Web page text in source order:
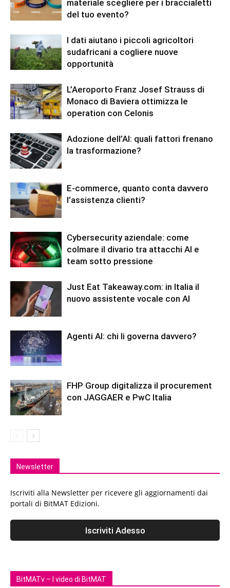
materiale scegliere per i braccialetti
del tuo evento?
I dati aiutano i piccoli agricoltori
sudafricani a cogliere nuove
opportunità
L’Aeroporto Franz Josef Strauss di
Monaco di Baviera ottimizza le
operation con Celonis
Adozione dell’AI: quali fattori frenano
la trasformazione?
E-commerce, quanto conta davvero
l’assistenza clienti?
Cybersecurity aziendale: come
colmare il divario tra attacchi AI e
team sotto pressione
Just Eat Takeaway.com: in Italia il
nuovo assistente vocale con AI
Agenti AI: chi li governa davvero?
FHP Group digitalizza il procurement
con JAGGAER e PwC Italia
Newsletter
Iscriviti alla Newsletter per ricevere gli aggiornamenti dai
portali di BitMAT Edizioni.
BitMATv – I video di BitMAT